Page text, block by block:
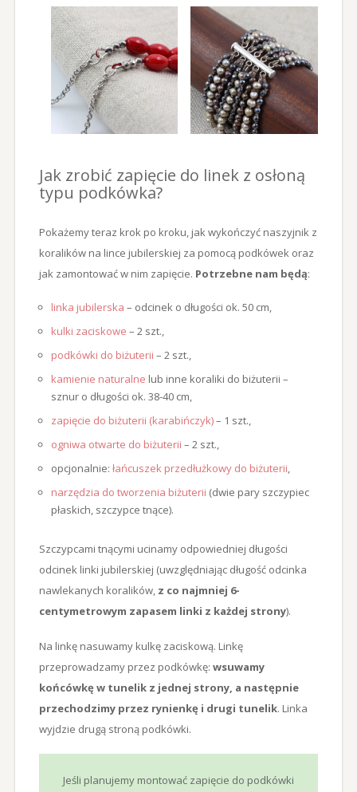
Jak zrobić zapięcie do linek z osłoną
typu podkówka?
Pokażemy teraz krok po kroku, jak wykończyć naszyjnik z
koralików na lince jubilerskiej za pomocą podkówek oraz
jak zamontować w nim zapięcie. Potrzebne nam będą:
linka jubilerska – odcinek o długości ok. 50 cm,
kulki zaciskowe – 2 szt.,
podkówki do biżuterii – 2 szt.,
kamienie naturalne lub inne koraliki do biżuterii –
sznur o długości ok. 38-40 cm,
zapięcie do biżuterii (karabińczyk)– 1 szt.,
ogniwa otwarte do biżuterii – 2 szt.,
opcjonalnie: łańcuszek przedłużkowy do biżuterii,
narzędzia do tworzenia biżuterii (dwie pary szczypiec
płaskich, szczypce tnące).
Szczypcami tnącymi ucinamy odpowiedniej długości
odcinek linki jubilerskiej (uwzględniając długość odcinka
nawlekanych koralików,z co najmniej 6-
centymetrowym zapasem linki z każdej strony).
Na linkę nasuwamy kulkę zaciskową. Linkę
przeprowadzamy przez podkówkę: wsuwamy
końcówkę w tunelik z jednej strony, a następnie
przechodzimy przez rynienkę i drugi tunelik. Linka
wyjdzie drugą stroną podkówki.
Jeśli planujemy montować zapięcie do podkówki